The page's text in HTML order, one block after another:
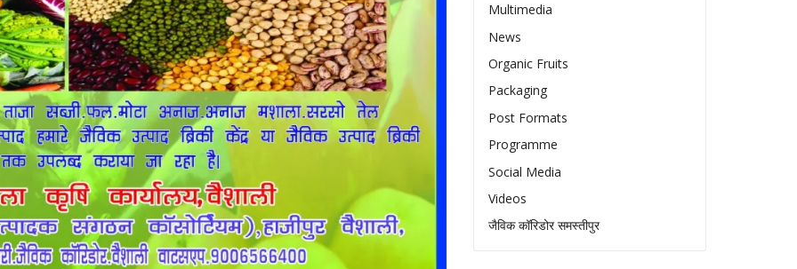
Multimedia
News
Organic Fruits
Packaging
Post Formats
Programme
Social Media
Videos
जैविक कॉरिडोर समस्तीपुर